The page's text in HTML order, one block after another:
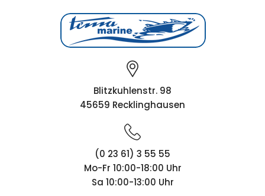
Blitzkuhlenstr. 98
45659 Recklinghausen
(0 23 61) 3 55 55
Mo-Fr 10:00-18:00 Uhr
Sa 10:00-13:00 Uhr